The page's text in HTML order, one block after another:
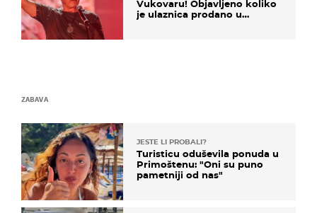
Vukovaru! Objavljeno koliko
je ulaznica prodano u
ZABAVA
JESTE LI PROBALI?
Turisticu oduševila ponuda u
Primoštenu: "Oni su puno
pametniji od nas"